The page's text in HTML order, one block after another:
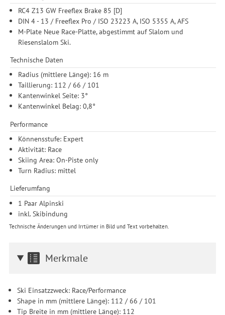
RC4 Z13 GW Freeflex Brake 85 [D]
DIN 4 - 13 / Freeflex Pro / ISO 23223 A, ISO 5355 A, AFS
M-Plate Neue Race-Platte, abgestimmt auf Slalom und
Riesenslalom Ski.
Technische Daten
Radius (mittlere Länge): 16 m
Taillierung: 112 / 66 / 101
Kantenwinkel Seite: 3°
Kantenwinkel Belag: 0,8°
Performance
Könnensstufe: Expert
Aktivität: Race
Skiing Area: On-Piste only
Turn Radius: mittel
Lieferumfang
1 Paar Alpinski
inkl. Skibindung
Technische Änderungen und Irrtümer in Bild und Text vorbehalten.
Merkmale
Ski Einsatzzweck: Race/Performance
Shape in mm (mittlere Länge): 112 / 66 / 101
Tip Breite in mm (mittlere Länge): 112